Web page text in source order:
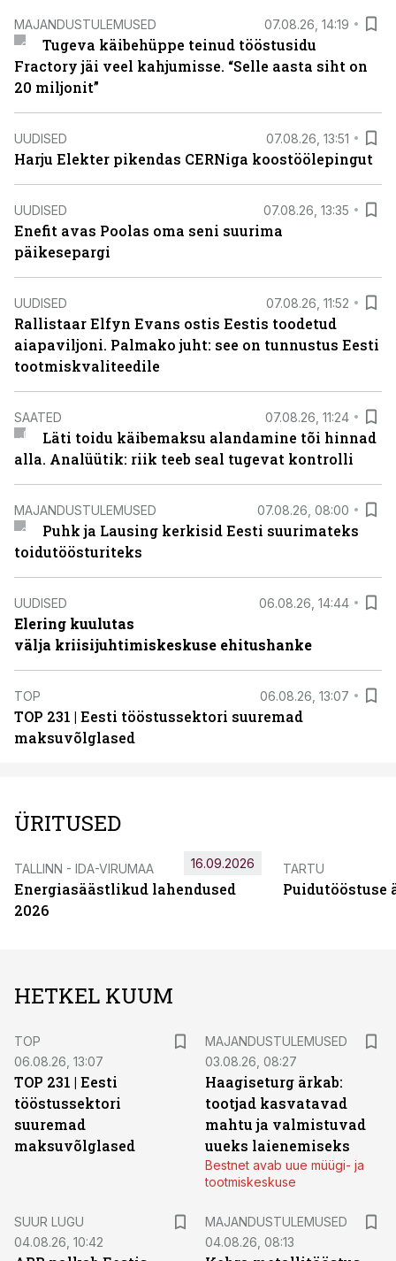
MAJANDUSTULEMUSED 07.08.26, 14:19
Tugeva käibehüppe teinud tööstusidu
Fractory jäi veel kahjumisse. “Selle aasta siht on
20 miljonit”
UUDISED 07.08.26, 13:51
Harju Elekter pikendas CERNiga koostöölepingut
UUDISED 07.08.26, 13:35
Enefit avas Poolas oma seni suurima
päikesepargi
UUDISED 07.08.26, 11:52
Rallistaar Elfyn Evans ostis Eestis toodetud
aiapaviljoni. Palmako juht: see on tunnustus Eesti
tootmiskvaliteedile
SAATED 07.08.26, 11:24
Läti toidu käibemaksu alandamine tõi hinnad
alla. Analüütik: riik teeb seal tugevat kontrolli
MAJANDUSTULEMUSED 07.08.26, 08:00
Puhk ja Lausing kerkisid Eesti suurimateks
toidutöösturiteks
UUDISED 06.08.26, 14:44
Elering kuulutas
välja kriisijuhtimiskeskuse ehitushanke
TOP 06.08.26, 13:07
TOP 231 | Eesti tööstussektori suuremad
maksuvõlglased
ÜRITUSED
TALLINN - IDA-VIRUMAA
Energiasäästlikud lahendused
2026
16.09.2026 TARTU
Puidutööstuse
HETKEL KUUM
TOP
06.08.26, 13:07
TOP 231 | Eesti
tööstussektori
suuremad
maksuvõlglased
MAJANDUSTULEMUSED
03.08.26, 08:27
Haagiseturg ärkab:
tootjad kasvatavad
mahtu ja valmistuvad
uueks laienemiseks
Bestnet avab uue müügi- ja
tootmiskeskuse
SUUR LUGU
04.08.26, 10:42
MAJANDUSTULEMUSED
04.08.26, 08:13